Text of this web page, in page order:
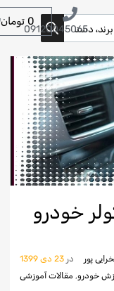
09120045065
0 تومان
خودرو
پور در 23 دی 1399
خودرو, مقالات آموزشی